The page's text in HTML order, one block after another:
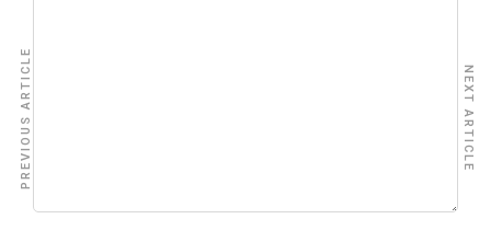
PREVIOUS ARTICLE NEXT ARTICLE